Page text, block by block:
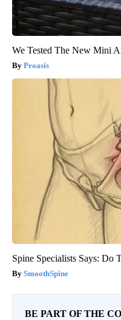
We Tested The New Mini
Peoasis
Spine Specialists Says: Do
SmoothSpine
BE PART OF THE